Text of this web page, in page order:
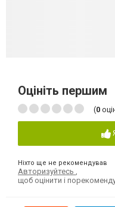
Оцініть першим
(0
Ніхто ще не рекомендував
Авторизуйтесь
щоб оцінити і